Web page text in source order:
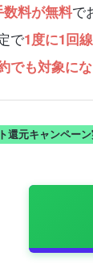
料が無料で
で1度に1回
でも対象に
還元キャンペー